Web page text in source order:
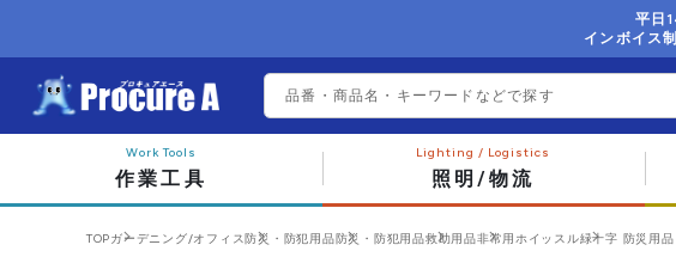
平日
インボイス
作業工具 照明/物流
TOPガーデニング/オフィス防災・防犯用品防災・防犯用品救助用品非常用ホイッスル緑十字 防災用